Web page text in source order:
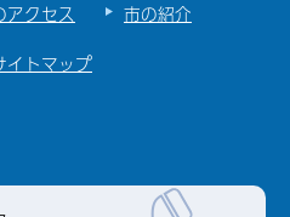
アクセス
市の紹介
イトマップ